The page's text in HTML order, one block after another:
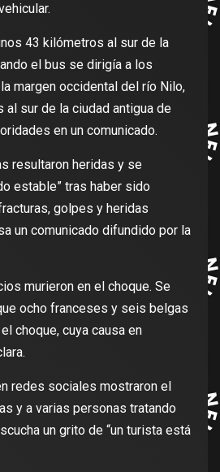
43 kilómetros al sur de la
el bus se dirigía a los
margen occidental del río Nilo,
al sur de la ciudad antigua de
en un comunicado.
resultaron heridas y se
estable” tras haber sido
golpes y heridas
un comunicado difundido por la
murieron en el choque. Se
ocho franceses y seis belgas
choque, cuya causa en
redes sociales mostraron el
y a varias personas tratando
un grito de “un turista está